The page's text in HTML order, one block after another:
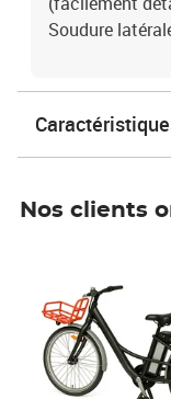
Soudure
Nos clients